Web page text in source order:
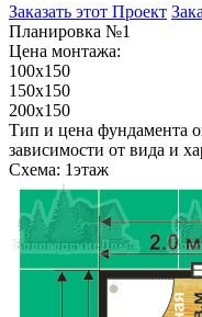
Заказать этот Проект
Планировка №1
Цена монтажа:
100x150
150x150
200x150
Тип и цена фундамента
зависимости от вида и
Схема: 1этаж